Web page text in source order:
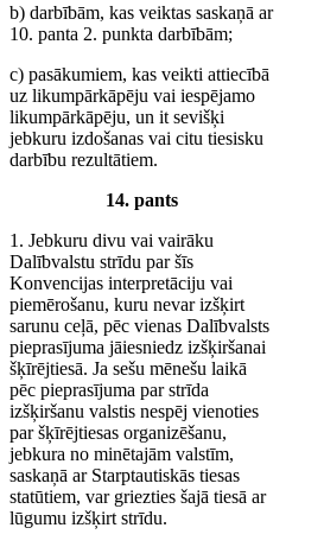
b) darbībām, kas veiktas saskaņā ar
10. panta 2. punkta darbībām;
c) pasākumiem, kas veikti attiecībā
uz likumpārkāpēju vai iespējamo
likumpārkāpēju, un it sevišķi
jebkuru izdošanas vai citu tiesisku
darbību rezultātiem.
14. pants
1. Jebkuru divu vai vairāku
Dalībvalstu strīdu par šīs
Konvencijas interpretāciju vai
piemērošanu, kuru nevar izšķirt
sarunu ceļā, pēc vienas Dalībvalsts
pieprasījuma jāiesniedz izšķiršanai
šķīrējtiesā. Ja sešu mēnešu laikā
pēc pieprasījuma par strīda
izšķiršanu valstis nespēj vienoties
par šķīrējtiesas organizēšanu,
jebkura no minētajām valstīm,
saskaņā ar Starptautiskās tiesas
statūtiem, var griezties šajā tiesā ar
lūgumu izšķirt strīdu.